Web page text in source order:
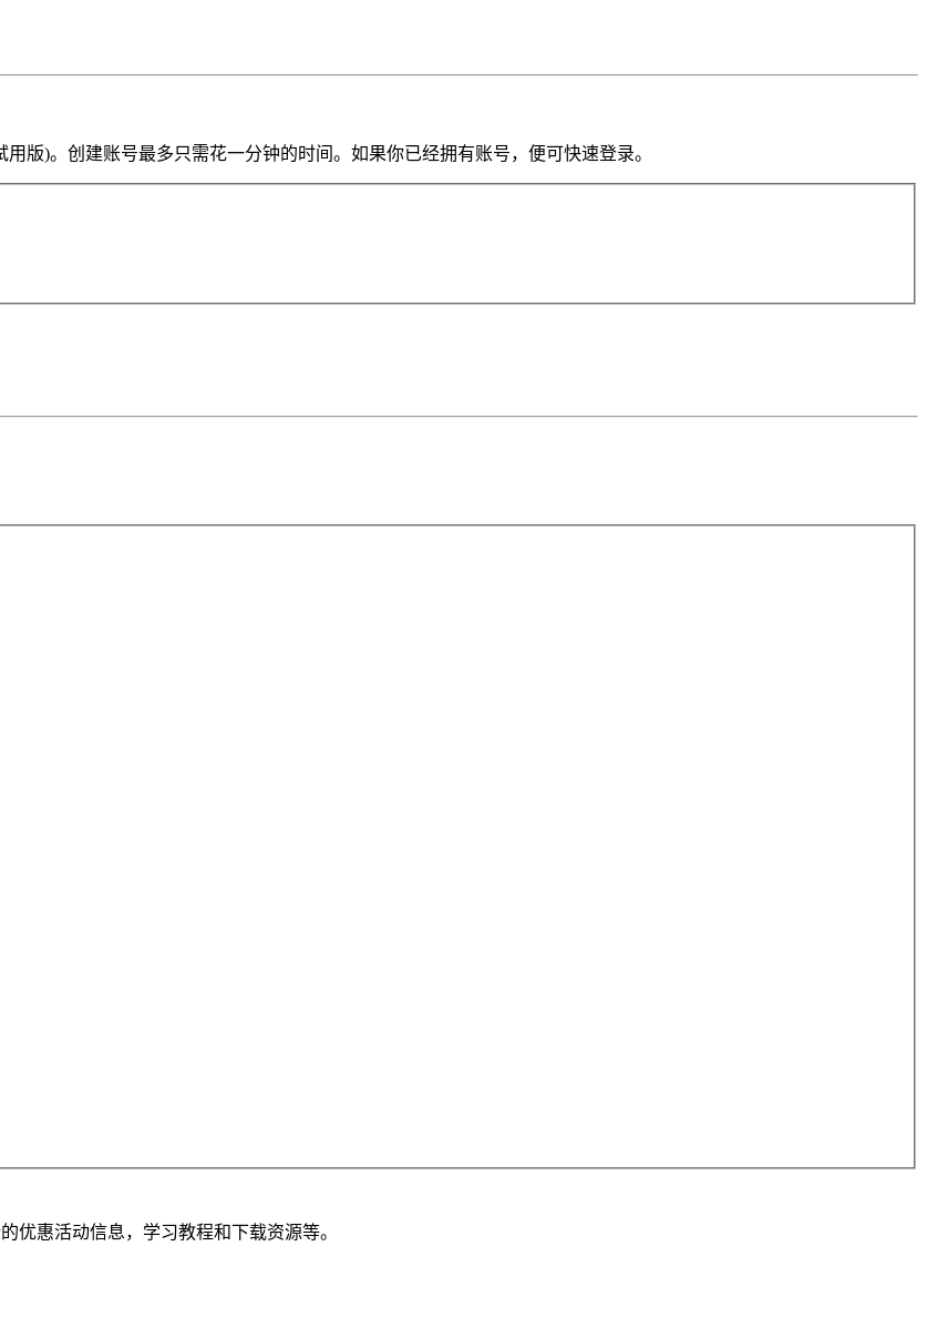
版)。创建账号最多只需花一分钟的时间。如果你已经拥有账号，便可快速登录。
优惠活动信息，学习教程和下载资源等。